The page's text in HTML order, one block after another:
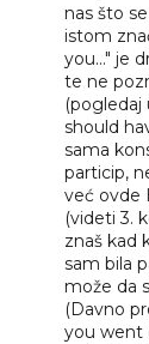
nas što
istom
you..." je
te ne
(pogledaj
should
sama
particip,
već ovde
(videti 3.
znaš kad
sam bila
može da
(Davno
you went